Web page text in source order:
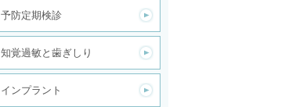
予防定期検診
知覚過敏と歯ぎしり
インプラント